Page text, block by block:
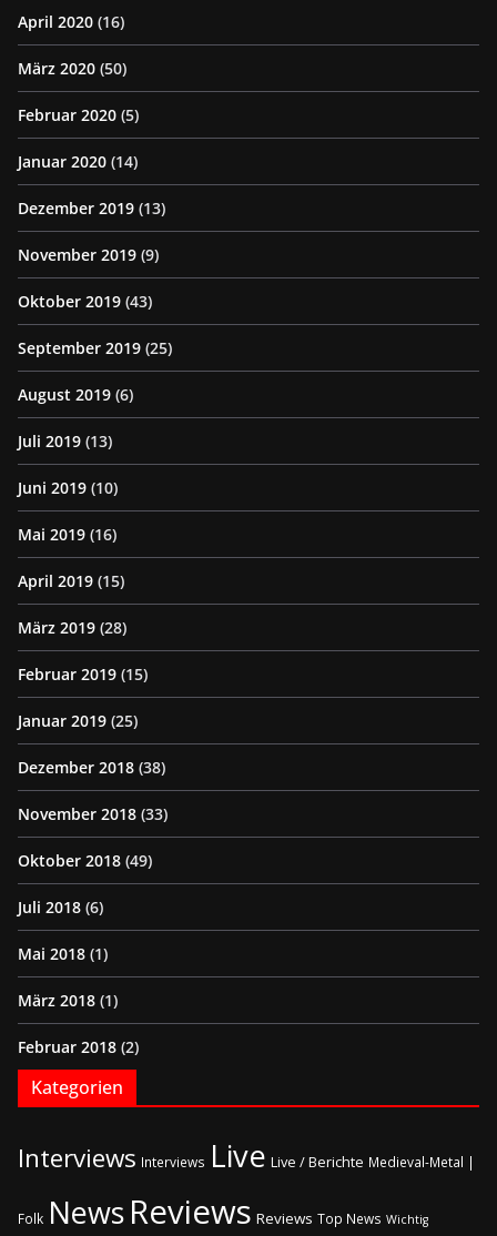
April 2020 (16)
März 2020 (50)
Februar 2020 (5)
Januar 2020 (14)
Dezember 2019 (13)
November 2019 (9)
Oktober 2019 (43)
September 2019 (25)
August 2019 (6)
Juli 2019 (13)
Juni 2019 (10)
Mai 2019 (16)
April 2019 (15)
März 2019 (28)
Februar 2019 (15)
Januar 2019 (25)
Dezember 2018 (38)
November 2018 (33)
Oktober 2018 (49)
Juli 2018 (6)
Mai 2018 (1)
März 2018 (1)
Februar 2018 (2)
Kategorien
Interviews Interviews Live Live / Berichte Medieval-Metal |
Folk NewsReviews Reviews Top News Wichtig